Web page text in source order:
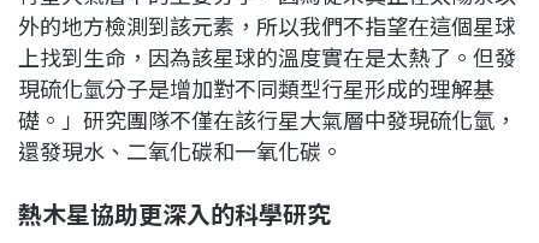
外的地方檢測到該元素，所以我們不指望在這個星球
上找到生命，因為該星球的溫度實在是太熱了。但發
現硫化氫分子是增加對不同類型行星形成的理解基
礎。」研究團隊不僅在該行星大氣層中發現硫化氫，
還發現水、二氧化碳和一氧化碳。
熱木星協助更深入的科學研究